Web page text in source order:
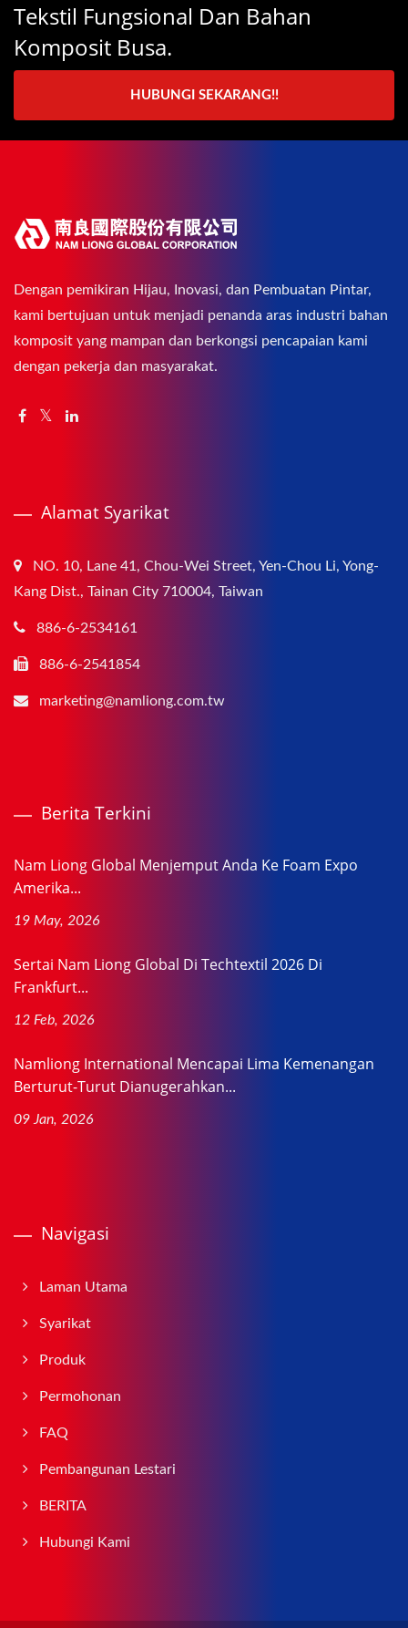
Tekstil Fungsional Dan Bahan
Komposit Busa.
HUBUNGI SEKARANG!!
Dengan pemikiran Hijau, Inovasi, dan Pembuatan Pintar,
kami bertujuan untuk menjadi penanda aras industri bahan
komposit yang mampan dan berkongsi pencapaian kami
dengan pekerja dan masyarakat.
Alamat Syarikat
NO. 10, Lane 41, Chou-Wei Street, Yen-Chou Li, Yong-
Kang Dist., Tainan City 710004, Taiwan
886-6-2534161
886-6-2541854
marketing@namliong.com.tw
Berita Terkini
Nam Liong Global Menjemput Anda Ke Foam Expo
Amerika...
19 May, 2026
Sertai Nam Liong Global Di Techtextil 2026 Di
Frankfurt...
12 Feb, 2026
Namliong International Mencapai Lima Kemenangan
Berturut-Turut Dianugerahkan...
09 Jan, 2026
Navigasi
Laman Utama
Syarikat
Produk
Permohonan
FAQ
Pembangunan Lestari
BERITA
Hubungi Kami